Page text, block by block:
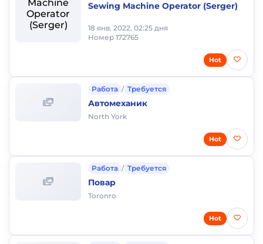
Sewing Machine Operator (Serger)
18 янв. 2022, 02:25 дня
Номер 172765
Hot
Работа / Требуется
Автомеханик
North York
Hot
Работа / Требуется
Повар
Toronro
Hot